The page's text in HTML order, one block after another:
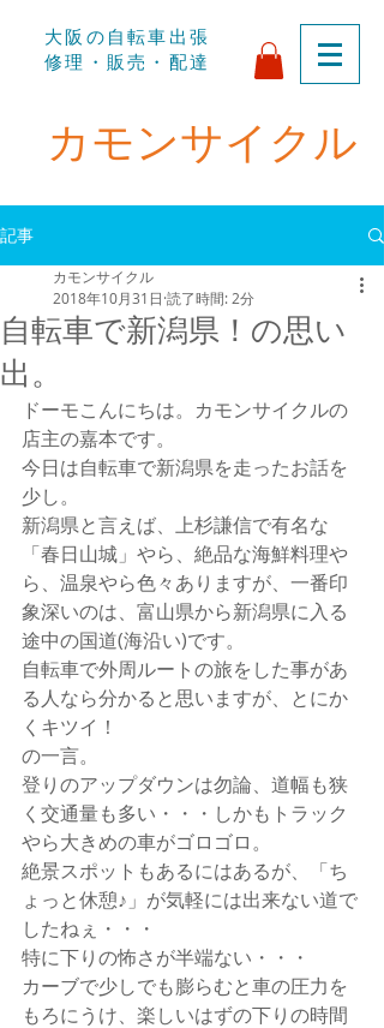
​大阪の自転車出張
修理・販売・配達
​カモンサイクル
記事
自転車で新潟県！の思い
出。
カモンサイクル
2018年10月31日 読了時間: 2分
ドーモこんにちは。カモンサイクルの
店主の嘉本です。
今日は自転車で新潟県を走ったお話を
少し。
新潟県と言えば、上杉謙信で有名な
「春日山城」やら、絶品な海鮮料理や
ら、温泉やら色々ありますが、一番印
象深いのは、富山県から新潟県に入る
途中の国道(海沿い)です。
自転車で外周ルートの旅をした事があ
る人なら分かると思いますが、とにか
くキツイ！
の一言。
登りのアップダウンは勿論、道幅も狭
く交通量も多い・・・しかもトラック
やら大きめの車がゴロゴロ。
絶景スポットもあるにはあるが、「ち
ょっと休憩♪」が気軽には出来ない道で
したねぇ・・・
特に下りの怖さが半端ない・・・
カーブで少しでも膨らむと車の圧力を
もろにうけ、楽しいはずの下りの時間